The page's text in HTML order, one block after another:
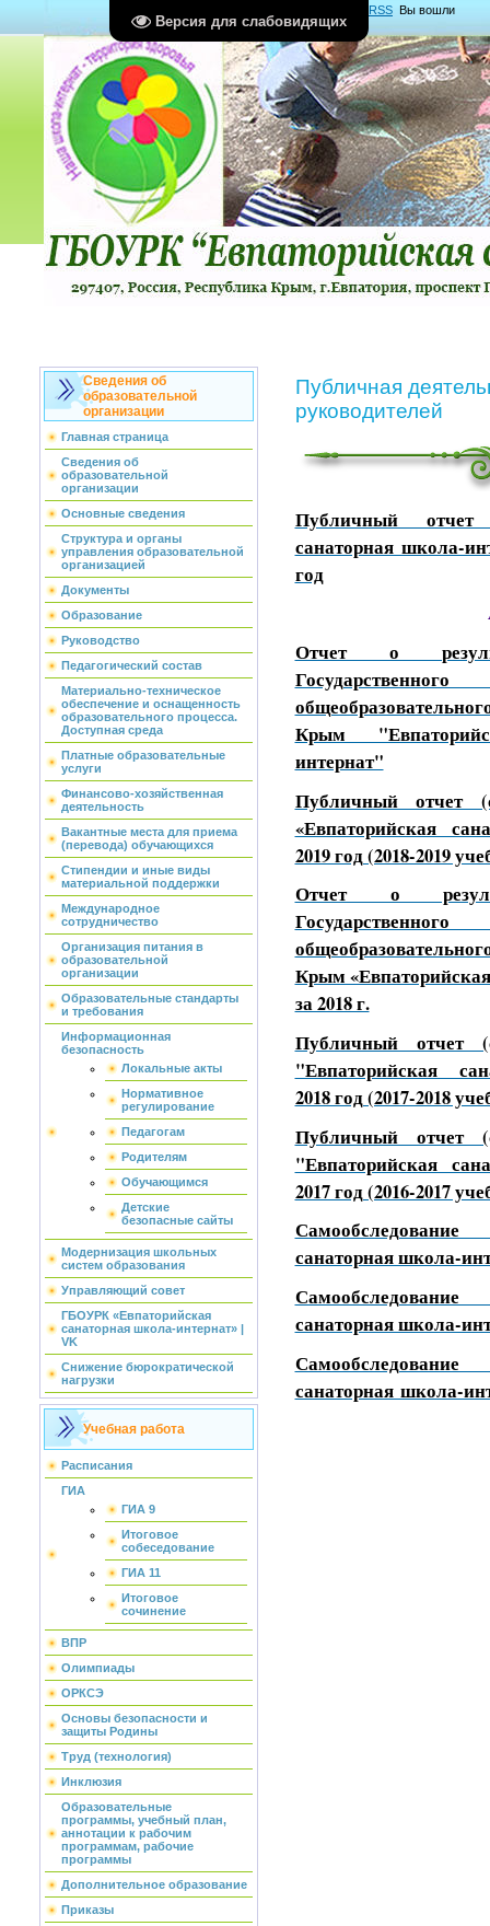
Версия для слабовидящих
RSS Вы вошли
какГость Группа "Гости"
Сведения об
образовательной
организации
Главная страница
Сведения об
образовательной
организации
Основные сведения
Структура и органы
управления образовательной
организацией
Документы
Образование
Руководство
Педагогический состав
Материально-техническое
обеспечение и оснащенность
образовательного процесса.
Доступная среда
Платные образовательные
услуги
Финансово-хозяйственная
деятельность
Вакантные места для приема
(перевода) обучающихся
Стипендии и иные виды
материальной поддержки
Международное
сотрудничество
Организация питания в
образовательной
организации
Образовательные стандарты
и требования
Информационная
безопасность
Локальные акты
Нормативное
регулирование
Педагогам
Родителям
Обучающимся
Детские
безопасные сайты
Модернизация школьных
систем образования
Управляющий совет
ГБОУРК «Евпаторийская
санаторная школа-интернат» |
VK
Снижение бюрократической
нагрузки
Учебная работа
Расписания
ГИА
ГИА 9
Итоговое
собеседование
ГИА 11
Итоговое
сочинение
ВПР
Олимпиады
ОРКСЭ
Основы безопасности и
защиты Родины
Труд (технология)
Инклюзия
Образовательные
программы, учебный план,
аннотации к рабочим
программам, рабочие
программы
Дополнительное образование
Приказы
Публичная
руководителей
Публичный
санаторная школа-
год
Отчет о
Крым
интернат"
Публичный отчет
«Евпаторийская
2019 год (2018-2019
Отчет о
Крым
за 2018 г.
Публичный отчет
"Евпаторийская
2018 год (2017-2018
Публичный отчет
"Евпаторийская
2017 год (2016-2017
санаторная школа-
санаторная школа-
санаторная школа-